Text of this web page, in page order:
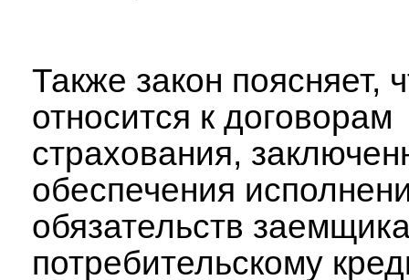
Также закон поясняет,
относится к договорам
страхования,
обеспечения
обязательств
потребительскому